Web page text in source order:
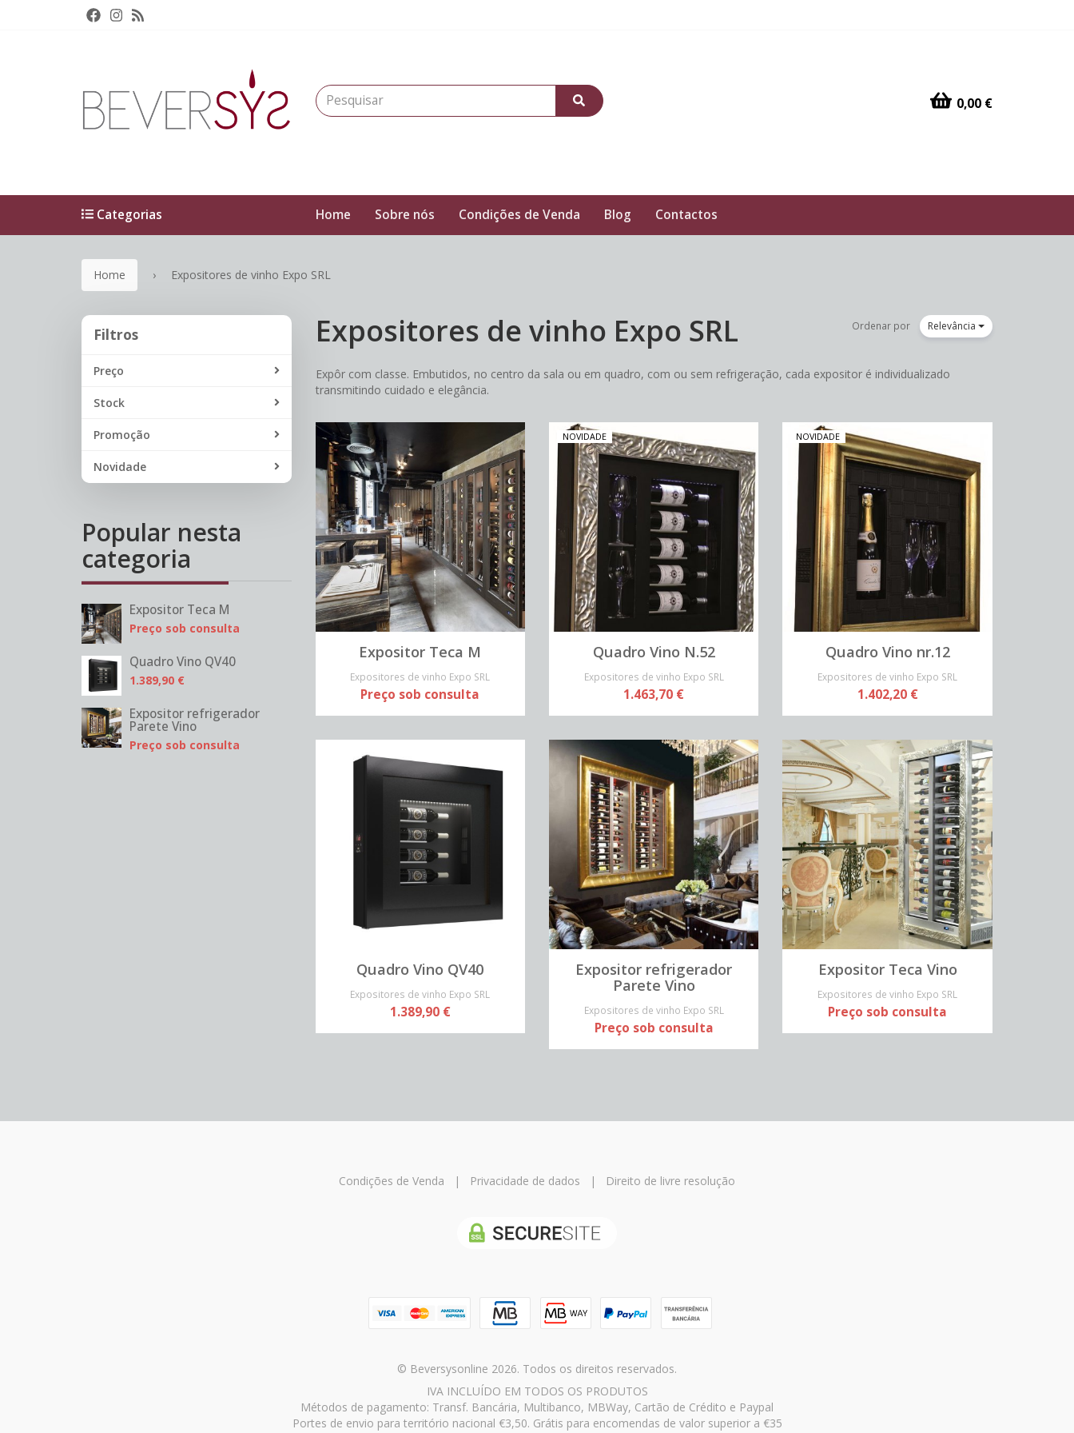
0,00 €
Home Sobre nós Condições de Venda Blog Contactos
Categorias
Home Expositores de vinho Expo SRL
Filtros
Filtros
Preço
Stock
Promoção
Novidade
Popular nesta
categoria
Expositor Teca M
Preço sob consulta
Quadro Vino QV40
1.389,90 €
Expositor refrigerador
Parete Vino
Preço sob consulta
Expositores de vinho Expo SRL Ordenar por Relevância
Expôr com classe. Embutidos, no centro da sala ou em quadro, com ou sem refrigeração, cada expositor é individualizado
transmitindo cuidado e elegância.
Expositor Teca M
Expositores de vinho Expo SRL
Preço sob consulta
NOVIDADE
Quadro Vino N.52
Expositores de vinho Expo SRL
1.463,70 €
NOVIDADE
Quadro Vino nr.12
Expositores de vinho Expo SRL
1.402,20 €
Quadro Vino QV40
Expositores de vinho Expo SRL
1.389,90 €
Expositor refrigerador
Parete Vino
Expositores de vinho Expo SRL
Preço sob consulta
Expositor Teca Vino
Expositores de vinho Expo SRL
Preço sob consulta
Condições de Venda | Privacidade de dados | Direito de livre resolução
© Beversysonline 2026. Todos os direitos reservados.
IVA INCLUÍDO EM TODOS OS PRODUTOS
Métodos de pagamento: Transf. Bancária, Multibanco, MBWay, Cartão de Crédito e Paypal
Portes de envio para território nacional €3,50. Grátis para encomendas de valor superior a €35